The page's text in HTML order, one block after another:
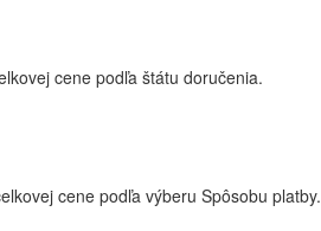
cene podľa štátu doručenia.
cene podľa výberu Spôsobu platby.